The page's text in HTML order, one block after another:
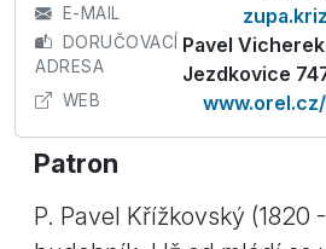
E-MAIL
DORUČOVACÍ
ADRESA
Pavel
Jezdkovice
WEB
Patron
P. Pavel Křížkovský (1820